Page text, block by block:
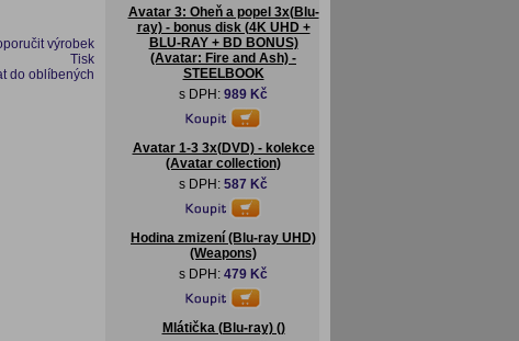
výrobek
Tisk
do oblíbených
Avatar 3: Oheň a popel 3x(Blu-
ray) - bonus disk (4K UHD +
BLU-RAY + BD BONUS)
(Avatar: Fire and Ash) -
STEELBOOK
s DPH: 989 Kč
Avatar 1-3 3x(DVD) - kolekce
(Avatar collection)
s DPH: 587 Kč
Hodina zmizení (Blu-ray UHD)
(Weapons)
s DPH: 479 Kč
Mlátička (Blu-ray) ()